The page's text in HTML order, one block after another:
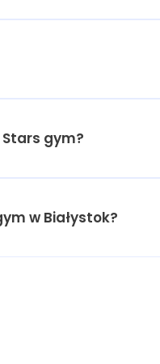
gym?
w Białystok?